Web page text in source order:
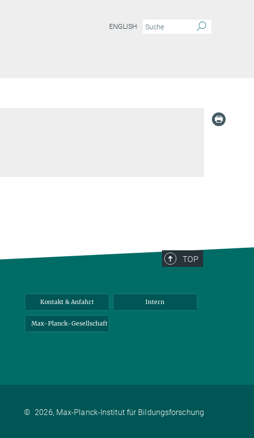
ENGLISH
TOP
Kontakt & Anfahrt Intern
Max-Planck-Gesellschaft
© 2026, Max-Planck-Institut für Bildungsforschung